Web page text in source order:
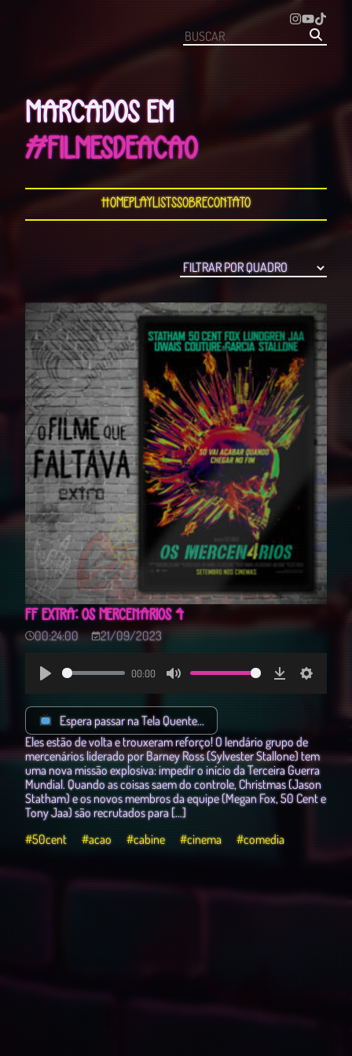
MARCADOS EM
#FILMESDEACAO
HomePlaylistsSobreContato
FF EXTRA: OS MERCENÁRIOS 4
00:24:00 21/09/2023
00:00
DownloadSettings
Espera passar na Tela Quente...
Eles estão de volta e trouxeram reforço! O lendário grupo de
mercenários liderado por Barney Ross (Sylvester Stallone) tem
uma nova missão explosiva: impedir o início da Terceira Guerra
Mundial. Quando as coisas saem do controle, Christmas (Jason
Statham) e os novos membros da equipe (Megan Fox, 50 Cent e
Tony Jaa) são recrutados para […]
#50cent
#acao #cabine #cinema #comedia